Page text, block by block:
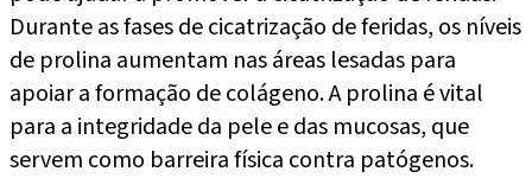
Durante as fases de cicatrização de feridas, os níveis
de prolina aumentam nas áreas lesadas para
apoiar a formação de colágeno. A prolina é vital
para a integridade da pele e das mucosas, que
servem como barreira física contra patógenos.